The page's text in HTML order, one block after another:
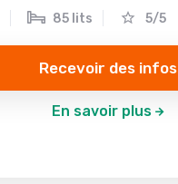
85 lits 5/5
Recevoir des infos
En savoir plus